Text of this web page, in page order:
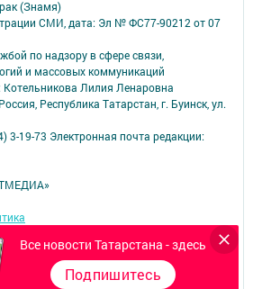
Все новости Татарстана - здесь
Подпишитесь
(Знамя)
СМИ, дата: Эл № ФС77-90212 от 07
по надзору в сфере связи,
и массовых коммуникаций
Лилия Ленаровна
Республика Татарстан, г. Буинск, ул.
3-19-73 Электронная почта редакции:
«cookie»
для персонализации сервисов и
отменить в настройках браузера.